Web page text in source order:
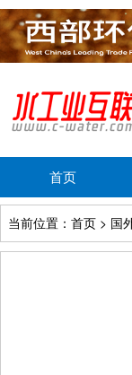
首页
当前位置：首页 > 国